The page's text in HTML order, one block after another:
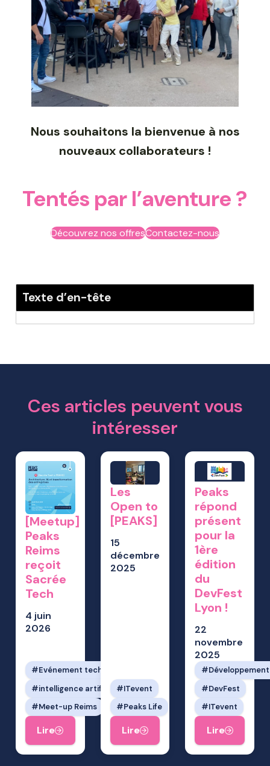
Nous souhaitons la bienvenue à nos
nouveaux collaborateurs !
Tentés par l’aventure ?
Découvrez nos offresContactez-nous
Texte d’en-tête
Ces articles peuvent vous
intéresser
[Meetup]
Peaks
Reims
reçoit
Sacrée
Tech
4 juin
2026
Evénement tech
intelligence artificielle
Meet-up Reims
Lire
Les
Open to
[PEAKS]
15
décembre
2025
ITevent
Peaks Life
Lire
Peaks
répond
présent
pour la
1ère
édition
du
DevFest
Lyon !
22
novembre
2025
DevFest
ITevent
Lire